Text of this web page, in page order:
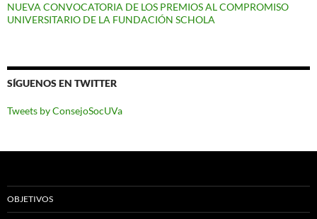
NUEVA CONVOCATORIA DE LOS PREMIOS AL COMPROMISO
UNIVERSITARIO DE LA FUNDACIÓN SCHOLA
SÍGUENOS EN TWITTER
Tweets by ConsejoSocUVa
OBJETIVOS